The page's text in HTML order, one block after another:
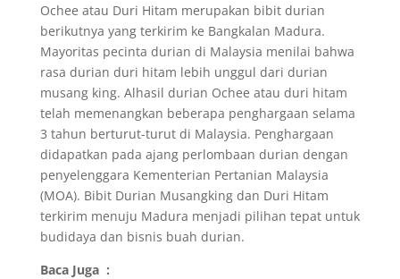
Ochee atau Duri Hitam merupakan bibit durian
berikutnya yang terkirim ke Bangkalan Madura.
Mayoritas pecinta durian di Malaysia menilai bahwa
rasa durian duri hitam lebih unggul dari durian
musang king. Alhasil durian Ochee atau duri hitam
telah memenangkan beberapa penghargaan selama
3 tahun berturut-turut di Malaysia. Penghargaan
didapatkan pada ajang perlombaan durian dengan
penyelenggara Kementerian Pertanian Malaysia
(MOA). Bibit Durian Musangking dan Duri Hitam
terkirim menuju Madura menjadi pilihan tepat untuk
budidaya dan bisnis buah durian.
Baca Juga :